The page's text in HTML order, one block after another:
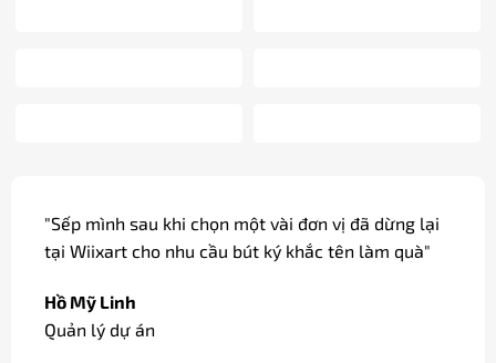
"Sếp mình sau khi chọn một vài đơn vị đã dừng lại
tại Wiixart cho nhu cầu bút ký khắc tên làm quà"
Hồ Mỹ Linh
Quản lý dự án